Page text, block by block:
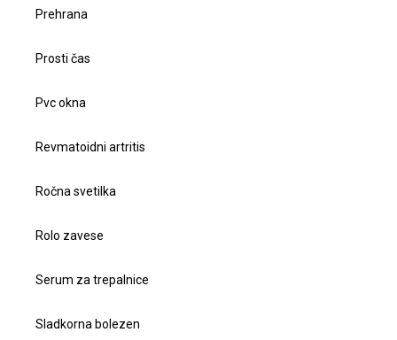
Prehrana
Prosti čas
Pvc okna
Revmatoidni artritis
Ročna svetilka
Rolo zavese
Serum za trepalnice
Sladkorna bolezen